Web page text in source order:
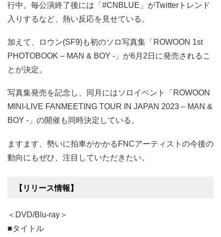
行中。毎公演終了後には「#CNBLUE」がTwitterトレンド
入りするなど、熱い反応を見せている。
加えて、ロウン(SF9)も初のソロ写真集「ROWOON 1st
PHOTOBOOK – MAN & BOY -」が6月2日に発売されるこ
とが決定。
写真集発売を記念し、同月にはソロイベント「ROWOON
MINI-LIVE FANMEETING TOUR IN JAPAN 2023 – MAN &
BOY -」の開催も同時決定している。
ますます、勢いに拍車がかかるFNCアーティストの今後の
動向にもぜひ、注目していただきたい。
【リリース情報】
＜DVD/Blu-ray＞
■タイトル